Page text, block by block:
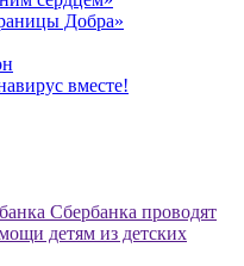
Добра»
вместе!
Сбербанка проводят
детям из детских